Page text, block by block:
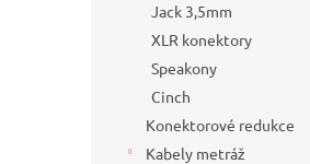
Jack 3,5mm
XLR konektory
Speakony
Cinch
Konektorové redukce
Kabely metráž